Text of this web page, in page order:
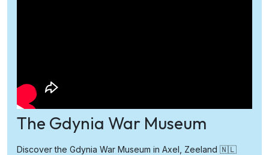
The Gdynia War Museum
Discover the Gdynia War Museum in Axel, Zeeland 🇳🇱